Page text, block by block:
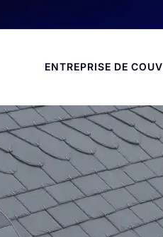
ENTREPRISE DE